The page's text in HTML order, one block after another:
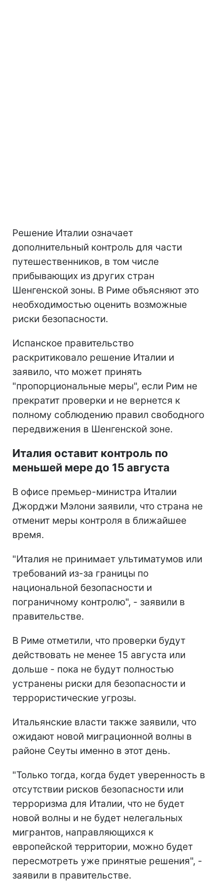
Решение Италии означает
дополнительный контроль для части
путешественников, в том числе
прибывающих из других стран
Шенгенской зоны. В Риме объясняют это
необходимостью оценить возможные
риски безопасности.
Испанское правительство
раскритиковало решение Италии и
заявило, что может принять
"пропорциональные меры", если Рим не
прекратит проверки и не вернется к
полному соблюдению правил свободного
передвижения в Шенгенской зоне.
Италия оставит контроль по
меньшей мере до 15 августа
В офисе премьер-министра Италии
Джорджи Мэлони заявили, что страна не
отменит меры контроля в ближайшее
время.
"Италия не принимает ультиматумов или
требований из-за границы по
национальной безопасности и
пограничному контролю", - заявили в
правительстве.
В Риме отметили, что проверки будут
действовать не менее 15 августа или
дольше - пока не будут полностью
устранены риски для безопасности и
террористические угрозы.
Итальянские власти также заявили, что
ожидают новой миграционной волны в
районе Сеуты именно в этот день.
"Только тогда, когда будет уверенность в
отсутствии рисков безопасности или
терроризма для Италии, что не будет
новой волны и не будет нелегальных
мигрантов, направляющихся к
европейской территории, можно будет
пересмотреть уже принятые решения", -
заявили в правительстве.